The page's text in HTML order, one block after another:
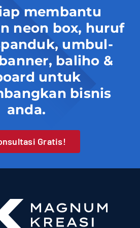
membantu
neon box, huruf
umbul-
baliho &
untuk
bisnis
anda.
Gratis!